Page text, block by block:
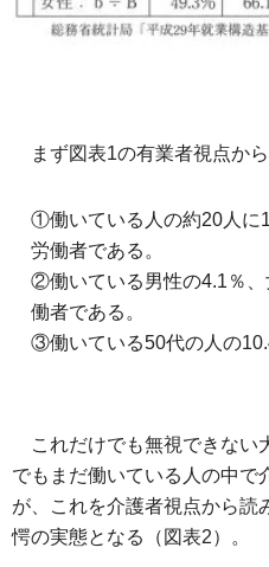
まず図表1の有業者視点か
①働いている人の約20人に
労働者である。
②働いている男性の4.1％
働者である。
③働いている50代の人の
これだけでも無視できない
でもまだ働いている人の中で
が、これを介護者視点から読
愕の実態となる（図表2）。